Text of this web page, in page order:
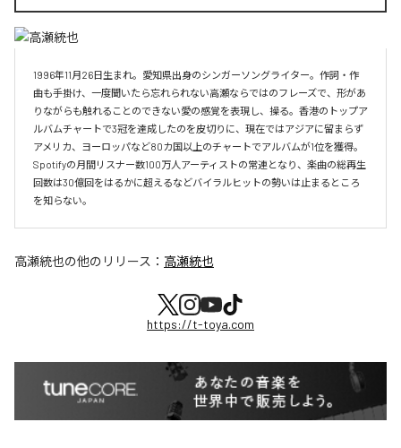
1996年11月26日生まれ。愛知県出身のシンガーソングライター。作詞・作
曲も手掛け、一度聞いたら忘れられない高瀬ならではのフレーズで、形があ
りながらも触れることのできない愛の感覚を表現し、操る。香港のトップア
ルバムチャートで3冠を達成したのを皮切りに、現在ではアジアに留まらず
アメリカ、ヨーロッパなど80カ国以上のチャートでアルバムが1位を獲得。
Spotifyの月間リスナー数100万人アーティストの常連となり、楽曲の総再生
回数は30億回をはるかに超えるなどバイラルヒットの勢いは止まるところ
を知らない。
高瀬統也の他のリリース： 高瀬統也
https://t-toya.com